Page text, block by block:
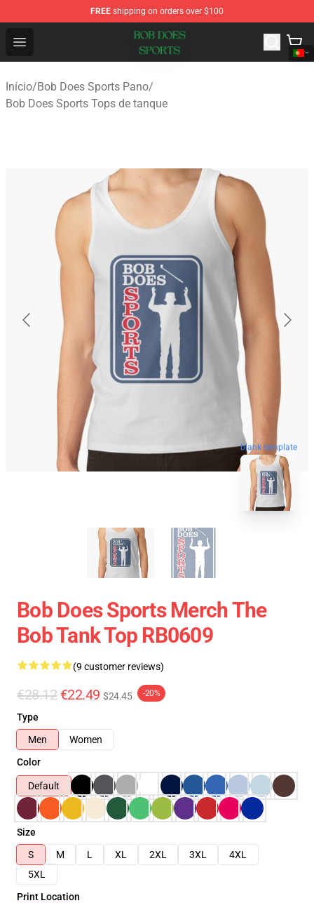
FREE shipping on orders over $100
Open menu
Bob Does Sports Store - Official Bob Does Sports
Início/Bob Does Sports Pano/
Bob Does Sports Tops de tanque
blank template
Bob Does Sports Merch The
Bob Tank Top RB0609
(9 customer reviews)
€28.12 €22.49 $24.45 -20%
Type
Men
Women
Color
Default
Size
S
M L XL 2XL 3XL
4XL
5XL
Print Location